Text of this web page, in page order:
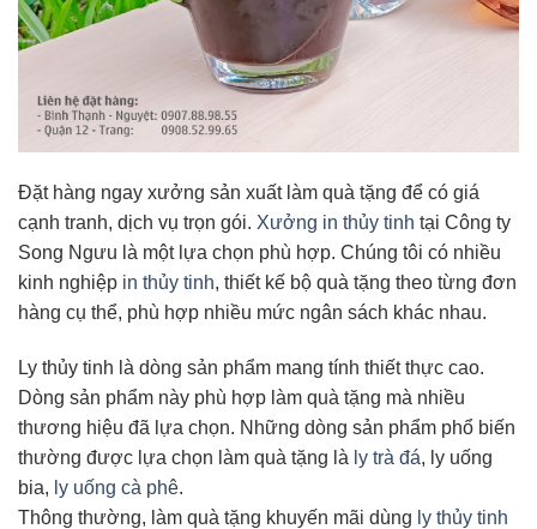
Đặt hàng ngay xưởng sản xuất làm quà tặng để có giá
cạnh tranh, dịch vụ trọn gói. Xưởng in thủy tinh tại Công ty
Song Ngưu là một lựa chọn phù hợp. Chúng tôi có nhiều
kinh nghiệp in thủy tinh, thiết kế bộ quà tặng theo từng đơn
hàng cụ thể, phù hợp nhiều mức ngân sách khác nhau.
Ly thủy tinh là dòng sản phẩm mang tính thiết thực cao.
Dòng sản phẩm này phù hợp làm quà tặng mà nhiều
thương hiệu đã lựa chọn. Những dòng sản phẩm phổ biến
thường được lựa chọn làm quà tặng là ly trà đá, ly uống
bia, ly uống cà phê.
Thông thường, làm quà tặng khuyến mãi dùng ly thủy tinh